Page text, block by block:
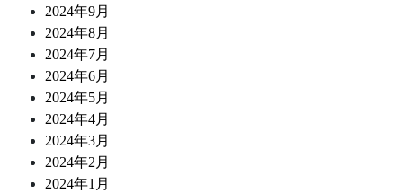
2024年9月
2024年8月
2024年7月
2024年6月
2024年5月
2024年4月
2024年3月
2024年2月
2024年1月